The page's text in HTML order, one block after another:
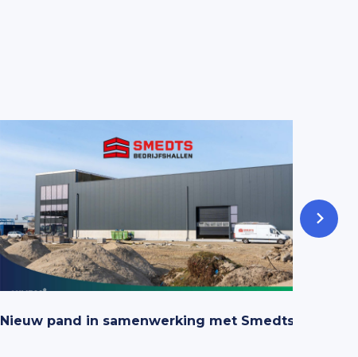
Nieuw pand in samenwerking met Smedts